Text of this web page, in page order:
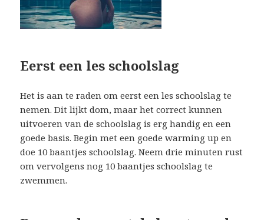
Eerst een les schoolslag
Het is aan te raden om eerst een les schoolslag te
nemen. Dit lijkt dom, maar het correct kunnen
uitvoeren van de schoolslag is erg handig en een
goede basis. Begin met een goede warming up en
doe 10 baantjes schoolslag. Neem drie minuten rust
om vervolgens nog 10 baantjes schoolslag te
zwemmen.